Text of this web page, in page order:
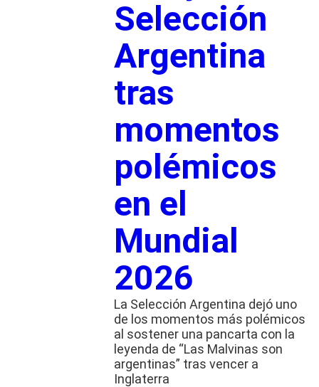
Selección
Argentina
tras
momentos
polémicos
en el
Mundial
2026
La Selección Argentina dejó uno
de los momentos más polémicos
al sostener una pancarta con la
leyenda de “Las Malvinas son
argentinas” tras vencer a
Inglaterra